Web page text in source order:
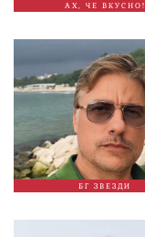
АХ, ЧЕ ВКУСНО!
БГ ЗВЕЗДИ